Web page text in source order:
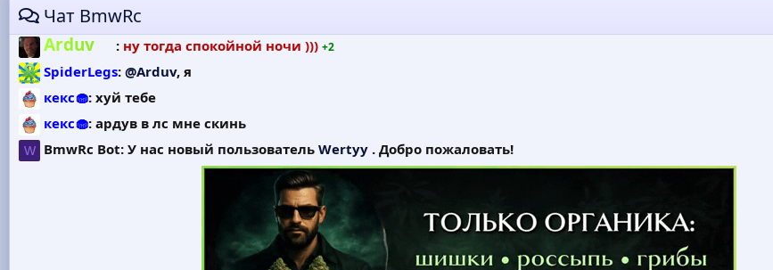
Чат BmwRc
Arduv :Кто готов ловить привнот ?
Arduv : ну тогда спокойной ночи ))) +2
SpiderLegs: @Arduv, я
кекс🧁: хуй тебе
кекс🧁: ардув в лс мне скинь
W BmwRc Bot: У нас новый пользователь Wertyy . Добро пожаловать!